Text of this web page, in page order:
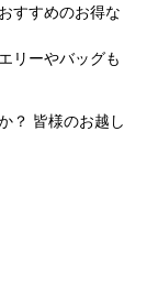
すすめのお得な
リーやバッグも
？ 皆様のお越し